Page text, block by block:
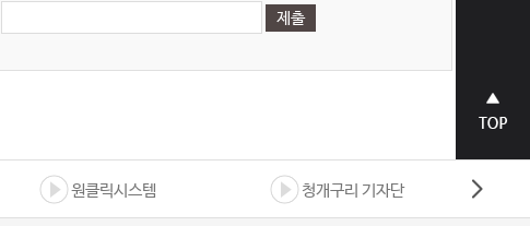
상단으
로 바로
원클릭시스템 청개구리 기자단